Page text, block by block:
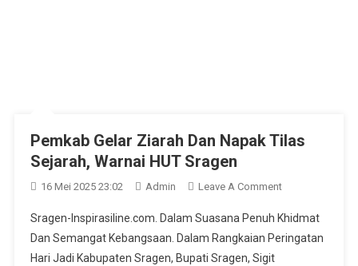
Pemkab Gelar Ziarah Dan Napak Tilas
Sejarah, Warnai HUT Sragen
16 Mei 2025 23:02 Admin Leave A CommentOn
Gelar
Ziarah
Sragen-Inspirasiline.com. Dalam Suasana Penuh Khidmat
Dan Semangat Kebangsaan. Dalam Rangkaian Peringatan
Hari Jadi Kabupaten Sragen, Bupati Sragen, Sigit